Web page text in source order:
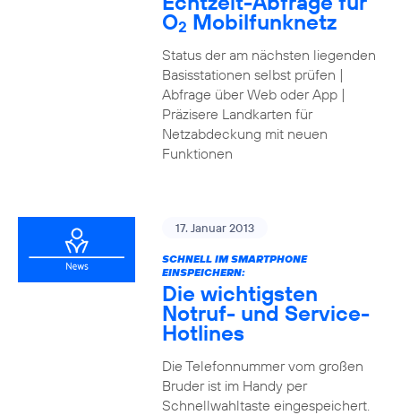
O2 Mobilfunknetz
Status der am nächsten liegenden
Basisstationen selbst prüfen |
Abfrage über Web oder App |
Präzisere Landkarten für
Netzabdeckung mit neuen
Funktionen
17. Januar 2013
SCHNELL IM SMARTPHONE
EINSPEICHERN:
Die wichtigsten
Notruf- und Service-
Hotlines
Die Telefonnummer vom großen
Bruder ist im Handy per
Schnellwahltaste eingespeichert.